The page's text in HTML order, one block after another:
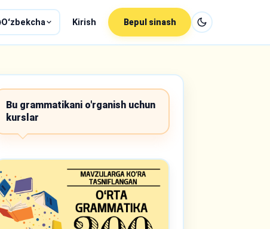
Oʻzbekcha Kirish Bepul sinash
Bu grammatikani o'rganish uchun
kurslar